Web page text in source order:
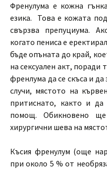
Френулума е кожна
езика. Това е кожата
свързва препуциума.
когато пениса е
бъде опъната до край,
на сексуален акт, поради
френлума да се скъса и
случи, мястото на
притиснато, както и да
помощ. Обикновено ще
хирургични шева на
Късия френулум (още
при около 5 % от